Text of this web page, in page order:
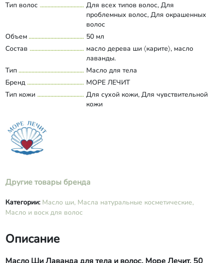
Тип волос
Для всех типов волос, Для
проблемных волос, Для окрашенных
волос
Объем
50 мл
Состав
масло дерева ши 〈карите〉, масло
лаванды.
Тип
Масло для тела
Бренд
МОРЕ ЛЕЧИТ
Тип кожи
Для сухой кожи, Для чувствительной
кожи
Другие товары бренда
Категории: Масло ши, Масла натуральные косметические,
Масло и воск для волос
Описание